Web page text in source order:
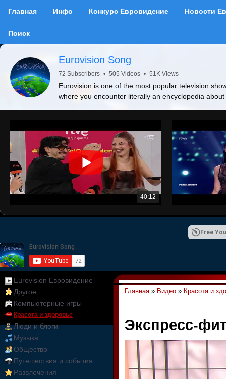
Главная Инфо Конкурс Евровидение Новости
Поиск
Eurovision Song
72 Subscribers • 505 Videos • 51K Views
Eurovision is one of the most popular television
where you encounter literally an encyclopedia
40:12
Free
Eurovision Евровидение
Другое
Компьютерные игры
Красота и здоровье
Люди и блоги
Музыка
Общество
Путешествия и события
Развлечения
Главная » Видео » Красота и
Экспресс-